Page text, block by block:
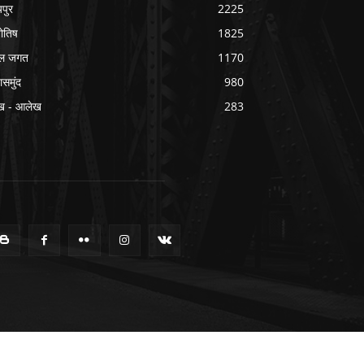
2225
1825
जगत
1170
980
- आलेख
283